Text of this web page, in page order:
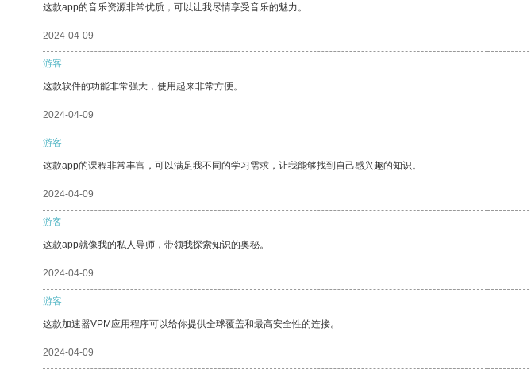
这款app的音乐资源非常优质，可以让我尽情享受音乐的魅力。
2024-04-09
游客
这款软件的功能非常强大，使用起来非常方便。
2024-04-09
游客
这款app的课程非常丰富，可以满足我不同的学习需求，让我能够找到自己感兴趣的知识。
2024-04-09
游客
这款app就像我的私人导师，带领我探索知识的奥秘。
2024-04-09
游客
这款加速器VPM应用程序可以给你提供全球覆盖和最高安全性的连接。
2024-04-09